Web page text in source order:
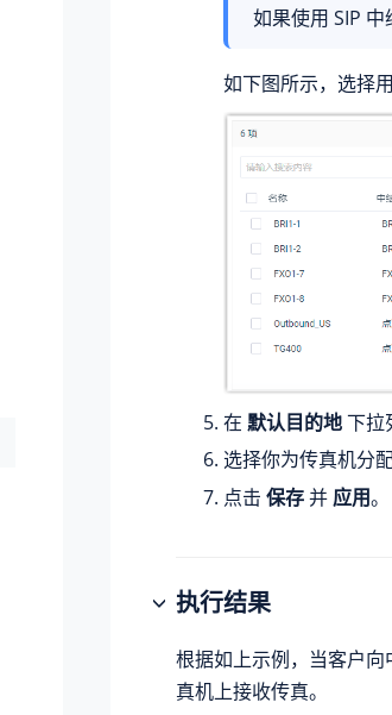
如果使用 SIP
如下图所示，选择
在 默认目的地下拉
选择你为传真机分配
点击 保存并 应用。
执行结果
根据如上示例，当客户
真机上接收传真。